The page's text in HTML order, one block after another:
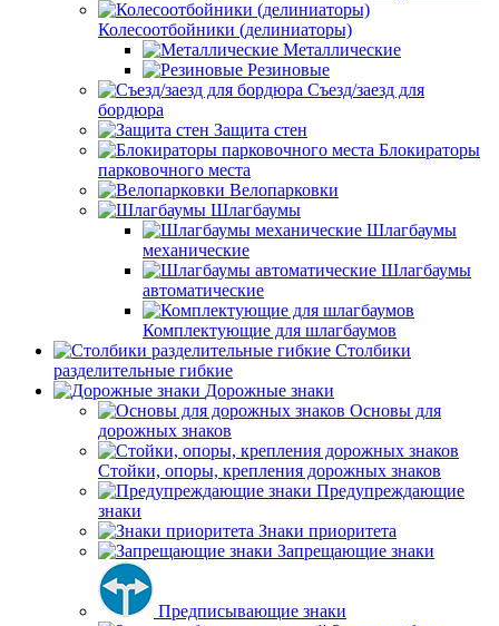
Колесоотбойники (делиниаторы)
Металлические
Резиновые
Съезд/заезд для
бордюра
Защита стен
Блокираторы
парковочного места
Велопарковки
Шлагбаумы
Шлагбаумы
механические
Шлагбаумы
автоматические
Комплектующие для шлагбаумов
Столбики
разделительные гибкие
Дорожные знаки
Основы для
дорожных знаков
Стойки, опоры, крепления дорожных знаков
Предупреждающие
знаки
Знаки приоритета
Запрещающие знаки
Предписывающие знаки